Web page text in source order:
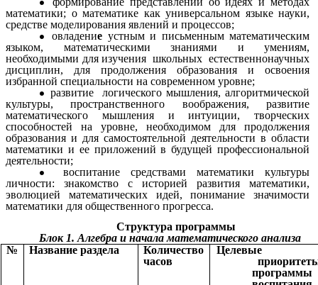
математики; о математике как универсальном языке науки,
средстве моделирования явлений и процессов;
овладение устным и письменным математическим
языком, математическими знаниями и умениям,
необходимыми для изучения школьных естественнонаучных
дисциплин, для продолжения образования и освоения
избранной специальности на современном уровне;
развитие логического мышления, алгоритмической
культуры, пространственного воображения, развитие
математического мышления и интуиции, творческих
способностей на уровне, необходимом для продолжения
образования и для самостоятельной деятельности в области
математики и ее приложений в будущей профессиональной
деятельности;
воспитание средствами математики культуры
личности: знакомство с историей развития математики,
эволюцией математических идей, понимание значимости
математики для общественного прогресса.
Структура программы
Блок 1. Алгебра и начала математического анализа
№
Название раздела
Количество
часов
программы